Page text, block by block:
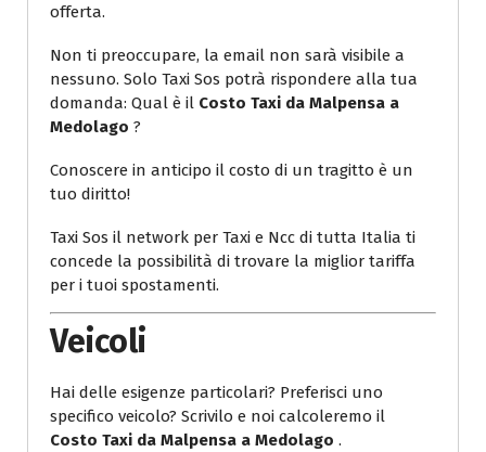
offerta.
Non ti preoccupare, la email non sarà visibile a
nessuno. Solo Taxi Sos potrà rispondere alla tua
domanda: Qual è il Costo Taxi da Malpensa a
Medolago ?
Conoscere in anticipo il costo di un tragitto è un
tuo diritto!
Taxi Sos il network per Taxi e Ncc di tutta Italia ti
concede la possibilità di trovare la miglior tariffa
per i tuoi spostamenti.
Veicoli
Hai delle esigenze particolari? Preferisci uno
specifico veicolo? Scrivilo e noi calcoleremo il
Costo Taxi da Malpensa a Medolago .